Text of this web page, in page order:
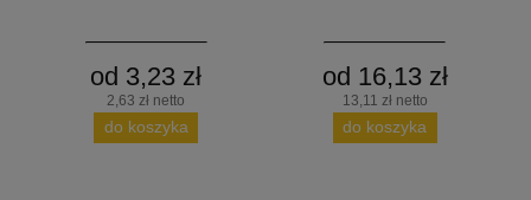
od 3,23 zł
2,63 zł netto
do koszyka
od 16,13 zł
13,11 zł netto
do koszyka